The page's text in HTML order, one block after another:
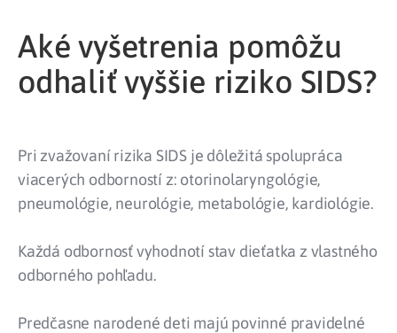
Aké vyšetrenia pomôžu
odhaliť vyššie riziko SIDS?
Pri zvažovaní rizika SIDS je dôležitá spolupráca
viacerých odborností z: otorinolaryngológie,
pneumológie, neurológie, metabológie, kardiológie.
Každá odbornosť vyhodnotí stav dieťatka z vlastného
odborného pohľadu.
Predčasne narodené deti majú povinné pravidelné